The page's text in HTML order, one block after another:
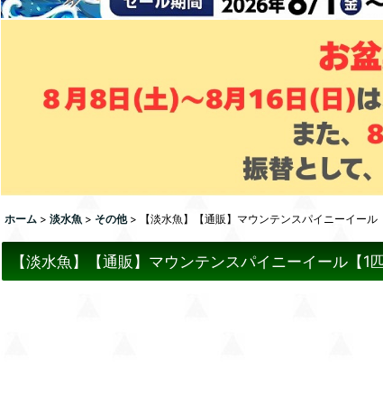
ホーム > 淡水魚 > その他 > 【淡水魚】【通販】マウンテンスパイニーイー
【淡水魚】【通販】マウンテンスパイニーイール